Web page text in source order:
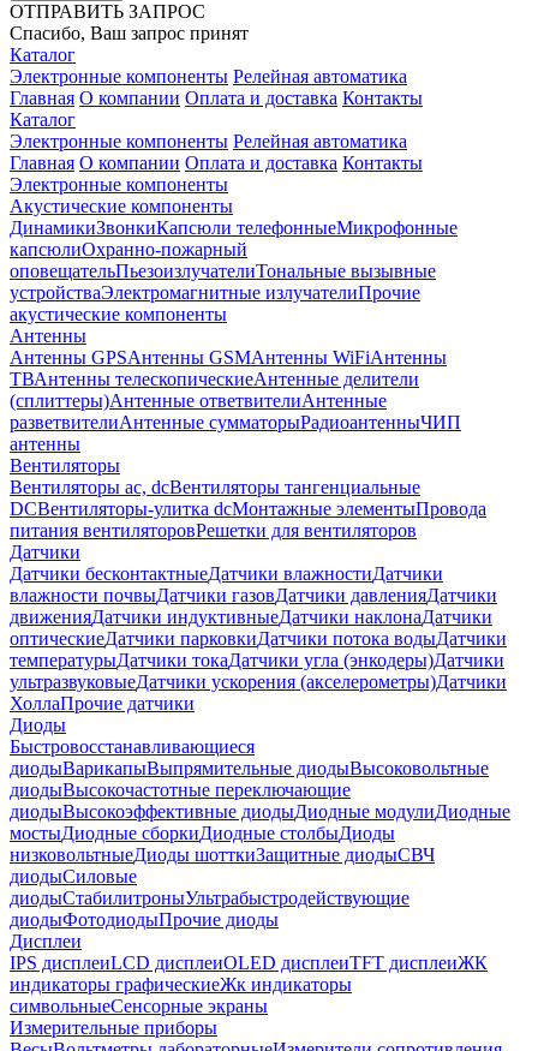
ОТПРАВИТЬ ЗАПРОС
Спасибо, Ваш запрос принят
Каталог
Электронные компоненты Релейная автоматика
Главная О компании Оплата и доставка Контакты
Каталог
Электронные компоненты Релейная автоматика
Главная О компании Оплата и доставка Контакты
Электронные компоненты
Акустические компоненты
ДинамикиЗвонкиКапсюли телефонныеМикрофонные
капсюлиОхранно-пожарный
оповещательПьезоизлучателиТональные вызывные
устройстваЭлектромагнитные излучателиПрочие
акустические компоненты
Антенны
Антенны GPSАнтенны GSMАнтенны WiFiАнтенны
ТВАнтенны телескопическиеАнтенные делители
(сплиттеры)Антенные ответвителиАнтенные
разветвителиАнтенные сумматорыРадиоантенныЧИП
антенны
Вентиляторы
Вентиляторы ac, dcВентиляторы тангенциальные
DCВентиляторы-улитка dcМонтажные элементыПровода
питания вентиляторовРешетки для вентиляторов
Датчики
Датчики бесконтактныеДатчики влажностиДатчики
влажности почвыДатчики газовДатчики давленияДатчики
движенияДатчики индуктивныеДатчики наклонаДатчики
оптическиеДатчики парковкиДатчики потока водыДатчики
температурыДатчики токаДатчики угла (энкодеры)Датчики
ультразвуковыеДатчики ускорения (акселерометры)Датчики
ХоллаПрочие датчики
Диоды
Быстровосстанавливающиеся
диодыВарикапыВыпрямительные диодыВысоковольтные
диодыВысокочастотные переключающие
диодыВысокоэффективные диодыДиодные модулиДиодные
мостыДиодные сборкиДиодные столбыДиоды
низковольтныеДиоды шотткиЗащитные диодыСВЧ
диодыСиловые
диодыСтабилитроныУльтрабыстродействующие
диодыФотодиодыПрочие диоды
Дисплеи
IPS дисплеиLCD дисплеиOLED дисплеиTFT дисплеиЖК
индикаторы графическиеЖк индикаторы
символьныеСенсорные экраны
Измерительные приборы